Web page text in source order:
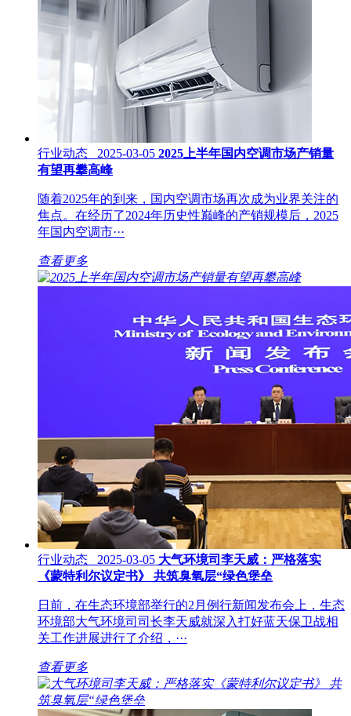
行业动态 2025-03-05 2025上半年国内空调市场产销量
有望再攀高峰
随着2025年的到来，国内空调市场再次成为业界关注的
焦点。在经历了2024年历史性巅峰的产销规模后，2025
年国内空调市···
查看更多
行业动态 2025-03-05 大气环境司李天威：严格落实
《蒙特利尔议定书》 共筑臭氧层“绿色堡垒
日前，在生态环境部举行的2月例行新闻发布会上，生态
环境部大气环境司司长李天威就深入打好蓝天保卫战相
关工作进展进行了介绍，···
查看更多